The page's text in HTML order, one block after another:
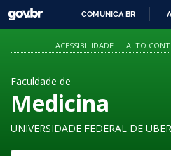
O
GOVBR
COMUNICA BR
ACESSIBILIDADE ALTO
Faculdade de
Medicina
UNIVERSIDADE FEDERAL DE